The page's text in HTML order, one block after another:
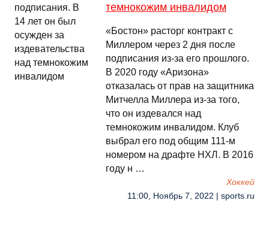
темнокожим инвалидом
«Бостон» расторг контракт с
Миллером через 2 дня после
подписания из-за его прошлого.
В 2020 году «Аризона»
отказалась от прав на защитника
Митчелла Миллера из-за того,
что он издевался над
темнокожим инвалидом. Клуб
выбрал его под общим 111-м
номером на драфте НХЛ. В 2016
году н …
Хоккей
11:00, Ноябрь 7, 2022 | sports.ru